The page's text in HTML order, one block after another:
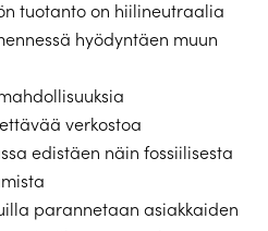
tuotanto on hiilineutraalia
hyödyntäen muun
verkostoa
edistäen näin fossiilisesta
parannetaan asiakkaiden